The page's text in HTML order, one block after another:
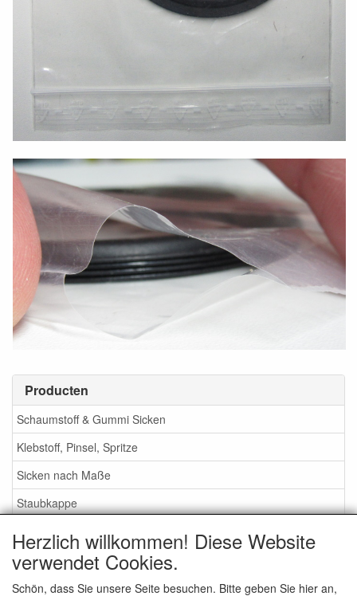
Producten
Schaumstoff & Gummi Sicken
Klebstoff, Pinsel, Spritze
Sicken nach Maße
Staubkappe
Service
Herzlich willkommen! Diese Website
verwendet Cookies.
Schön, dass Sie unsere Seite besuchen. Bitte geben Sie hier an,